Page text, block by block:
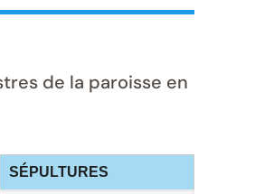
de la paroisse en
SÉPULTURES